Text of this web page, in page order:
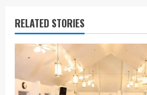
RELATED STORIES